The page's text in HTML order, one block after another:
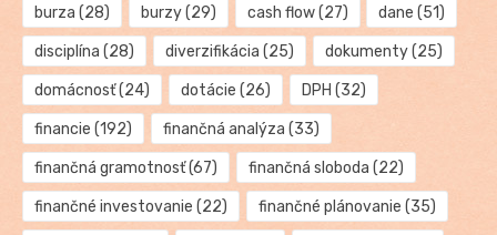
burza (28) burzy(29) cash flow(27) dane (51)
disciplína (28) diverzifikácia (25) dokumenty(25)
domácnosť(24) dotácie (26) DPH (32)
financie (192) finančná analýza (33)
finančná gramotnosť(67) finančná sloboda (22)
finančné investovanie (22) finančné plánovanie (35)